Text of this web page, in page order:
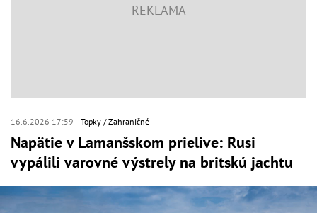
16.6.2026 17:59 Topky Zahraničné
Napätie v Lamanšskom prielive: Rusi
vypálili varovné výstrely na britskú jachtu